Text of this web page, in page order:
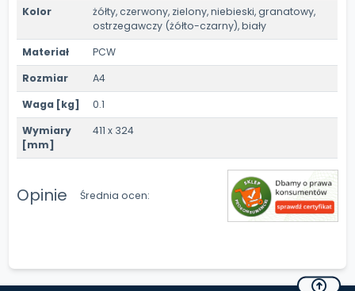
Kolor
żółty, czerwony, zielony, niebieski, granatowy,
ostrzegawczy (żółto-czarny), biały
Materiał
PCW
Rozmiar
A4
Waga [kg]
0.1
Wymiary
[mm]
411 x 324
Opinie Średnia ocen: